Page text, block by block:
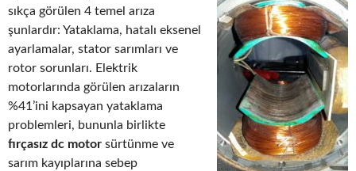
sıkça görülen 4 temel arıza
şunlardır: Yataklama, hatalı eksenel
ayarlamalar, stator sarımları ve
rotor sorunları. Elektrik
motorlarında görülen arızaların
%41’ini kapsayan yataklama
problemleri, bununla birlikte
fırçasız dc motor sürtünme ve
sarım kayıplarına sebep